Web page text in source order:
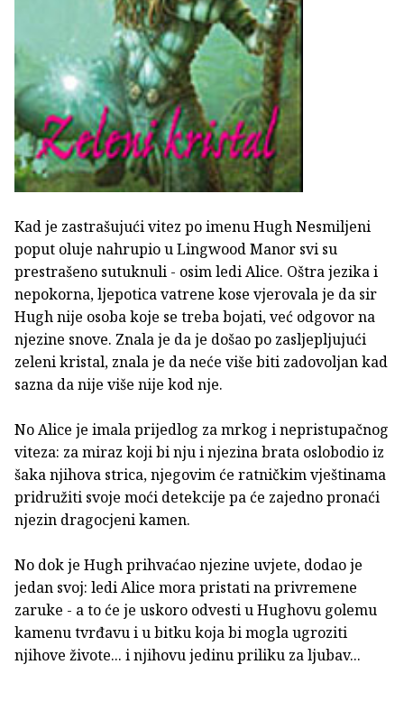
Kad je zastrašujući vitez po imenu Hugh Nesmiljeni
poput oluje nahrupio u Lingwood Manor svi su
prestrašeno sutuknuli - osim ledi Alice. Oštra jezika i
nepokorna, ljepotica vatrene kose vjerovala je da sir
Hugh nije osoba koje se treba bojati, već odgovor na
njezine snove. Znala je da je došao po zasljepljujući
zeleni kristal, znala je da neće više biti zadovoljan kad
sazna da nije više nije kod nje.
No Alice je imala prijedlog za mrkog i nepristupačnog
viteza: za miraz koji bi nju i njezina brata oslobodio iz
šaka njihova strica, njegovim će ratničkim vještinama
pridružiti svoje moći detekcije pa će zajedno pronaći
njezin dragocjeni kamen.
No dok je Hugh prihvaćao njezine uvjete, dodao je
jedan svoj: ledi Alice mora pristati na privremene
zaruke - a to će je uskoro odvesti u Hughovu golemu
kamenu tvrđavu i u bitku koja bi mogla ugroziti
njihove živote... i njihovu jedinu priliku za ljubav...